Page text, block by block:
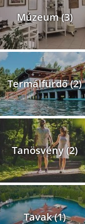
Múzeum (3)
Termálfürdő (2)
Tanösvény (2)
Tavak (1)